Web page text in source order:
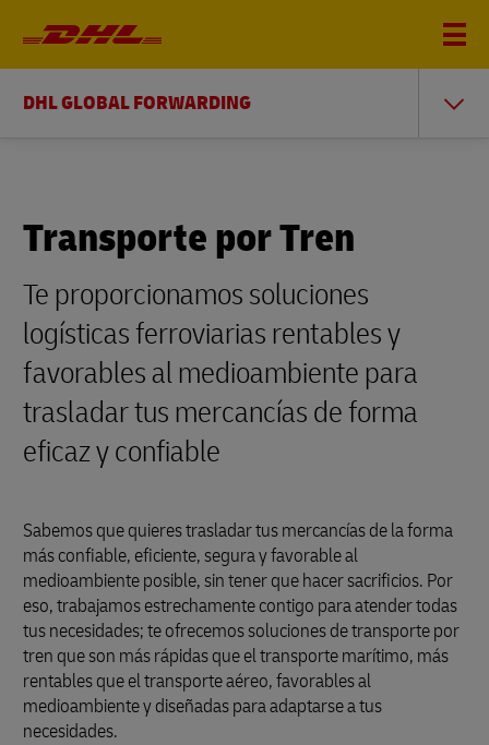
DHL GLOBAL FORWARDING
Transporte por Tren
Te proporcionamos soluciones
logísticas ferroviarias rentables y
favorables al medioambiente para
trasladar tus mercancías de forma
eficaz y confiable
Sabemos que quieres trasladar tus mercancías de la forma
más confiable, eficiente, segura y favorable al
medioambiente posible, sin tener que hacer sacrificios. Por
eso, trabajamos estrechamente contigo para atender todas
tus necesidades; te ofrecemos soluciones de transporte por
tren que son más rápidas que el transporte marítimo, más
rentables que el transporte aéreo, favorables al
medioambiente y diseñadas para adaptarse a tus
necesidades.